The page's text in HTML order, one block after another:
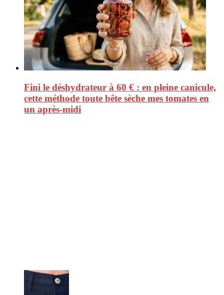
Fini le déshydrateur à 60 € : en pleine canicule,
cette méthode toute bête sèche mes tomates en
un après-midi